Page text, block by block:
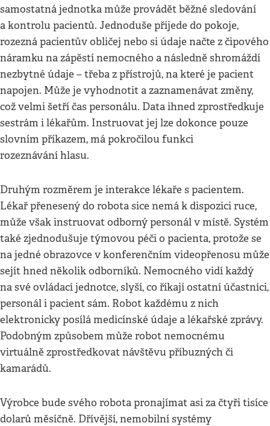
samostatná jednotka může provádět běžné sledování
a kontrolu pacientů. Jednoduše přijede do pokoje,
rozezná pacientův obličej nebo si údaje načte z čipového
náramku na zápěstí nemocného a následně shromáždí
nezbytné údaje – třeba z přístrojů, na které je pacient
napojen. Může je vyhodnotit a zaznamenávat změny,
což velmi šetří čas personálu. Data ihned zprostředkuje
sestrám i lékařům. Instruovat jej lze dokonce pouze
slovním příkazem, má pokročilou funkci
rozeznávání hlasu.
Druhým rozměrem je interakce lékaře s pacientem.
Lékař přenesený do robota sice nemá k dispozici ruce,
může však instruovat odborný personál v místě. Systém
také zjednodušuje týmovou péči o pacienta, protože se
na jedné obrazovce v konferenčním videopřenosu může
sejít hned několik odborníků. Nemocného vidí každý
na své ovládací jednotce, slyší, co říkají ostatní účastníci,
personál i pacient sám. Robot každému z nich
elektronicky posílá medicínské údaje a lékařské zprávy.
Podobným způsobem může robot nemocnému
virtuálně zprostředkovat návštěvu příbuzných či
kamarádů.
Výrobce bude svého robota pronajímat asi za čtyři tisíce
dolarů měsíčně. Dřívější, nemobilní systémy